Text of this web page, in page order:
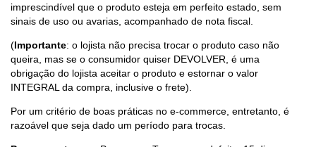
imprescindível que o produto esteja em perfeito estado, sem
sinais de uso ou avarias, acompanhado de nota fiscal.
(Importante: o lojista não precisa trocar o produto caso não
queira, mas se o consumidor quiser DEVOLVER, é uma
obrigação do lojista aceitar o produto e estornar o valor
INTEGRAL da compra, inclusive o frete).
Por um critério de boas práticas no e-commerce, entretanto, é
razoável que seja dado um período para trocas.